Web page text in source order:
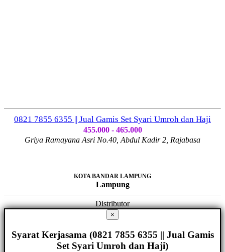
0821 7855 6355 || Jual Gamis Set Syari Umroh dan Haji
455.000 - 465.000
Griya Ramayana Asri No.40, Abdul Kadir 2, Rajabasa
KOTA BANDAR LAMPUNG
Lampung
Distributor
×
Syarat Kerjasama (0821 7855 6355 || Jual Gamis
Set Syari Umroh dan Haji)